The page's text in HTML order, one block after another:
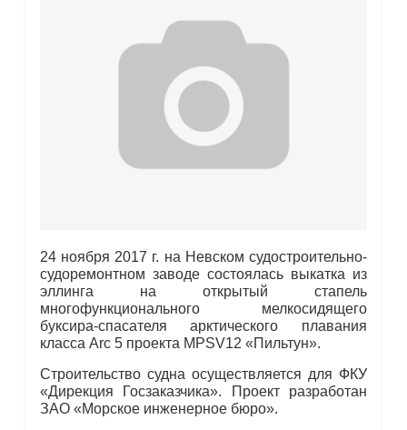
24 ноября 2017 г. на Невском судостроительно-
судоремонтном заводе состоялась выкатка из
эллинга на открытый стапель
многофункционального мелкосидящего
буксира-спасателя арктического плавания
класса Arc 5 проекта MPSV12 «Пильтун».
Строительство судна осуществляется для ФКУ
«Дирекция Госзаказчика». Проект разработан
ЗАО «Морское инженерное бюро».